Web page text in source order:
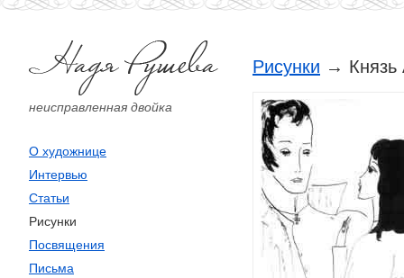
неисправленная двойка
О художнице
Интервью
Статьи
Рисунки
Посвящения
Письма
Рисунки → Князь